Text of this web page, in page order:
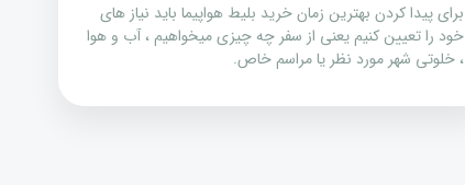
برای پیدا کردن بهترین زمان خرید بلیط هواپیما باید نیاز های
خود را تعیین کنیم یعنی از سفر چه چیزی میخواهیم ، آب و هوا
، خلوتی شهر مورد نظر یا مراسم خاص.